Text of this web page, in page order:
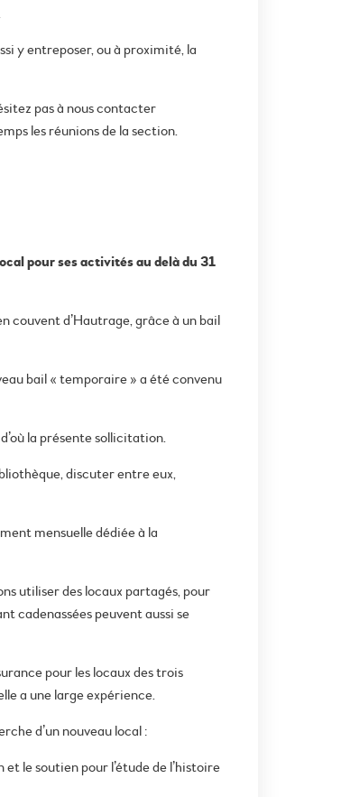
y entreposer, ou à proximité, la
pas à nous contacter
les réunions de la section.
pour ses activités au delà du 31
couvent d’Hautrage, grâce à un bail
bail « temporaire » a été convenu
la présente sollicitation.
discuter entre eux,
mensuelle dédiée à la
utiliser des locaux partagés, pour
cadenassées peuvent aussi se
pour les locaux des trois
a une large expérience.
d’un nouveau local :
le soutien pour l’étude de l’histoire